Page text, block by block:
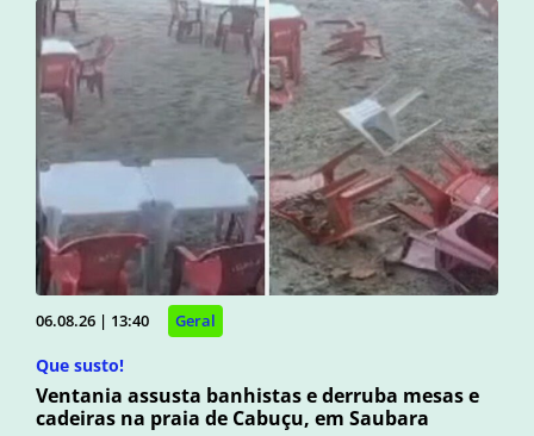
06.08.26 | 13:40 Geral
Que susto!
Ventania assusta banhistas e derruba mesas e
cadeiras na praia de Cabuçu, em Saubara